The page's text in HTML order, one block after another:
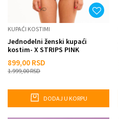
KUPAĆI KOSTIMI
Jednodelni ženski kupaći
kostim- X STRIPS PINK
899,00 RSD
1.999,00RSD
DODAJ U KORPU